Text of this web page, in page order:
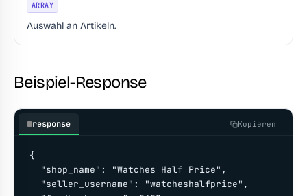
ARRAY
Auswahl an Artikeln.
Beispiel-Response
response Kopieren
{
  "shop_name": "Watches Half Price",
  "seller_username": "watcheshalfprice",